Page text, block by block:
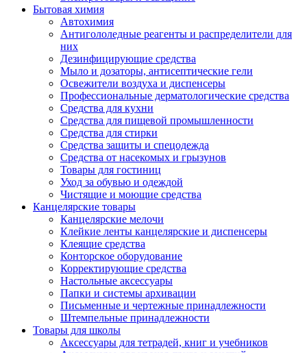
Бытовая химия
Автохимия
Антигололедные реагенты и распределители для
них
Дезинфицирующие средства
Мыло и дозаторы, антисептические гели
Освежители воздуха и диспенсеры
Профессиональные дерматологические средства
Средства для кухни
Средства для пищевой промышленности
Средства для стирки
Средства защиты и спецодежда
Средства от насекомых и грызунов
Товары для гостиниц
Уход за обувью и одеждой
Чистящие и моющие средства
Канцелярские товары
Канцелярские мелочи
Клейкие ленты канцелярские и диспенсеры
Клеящие средства
Конторское оборудование
Корректирующие средства
Настольные аксессуары
Папки и системы архивации
Письменные и чертежные принадлежности
Штемпельные принадлежности
Товары для школы
Аксессуары для тетрадей, книг и учебников